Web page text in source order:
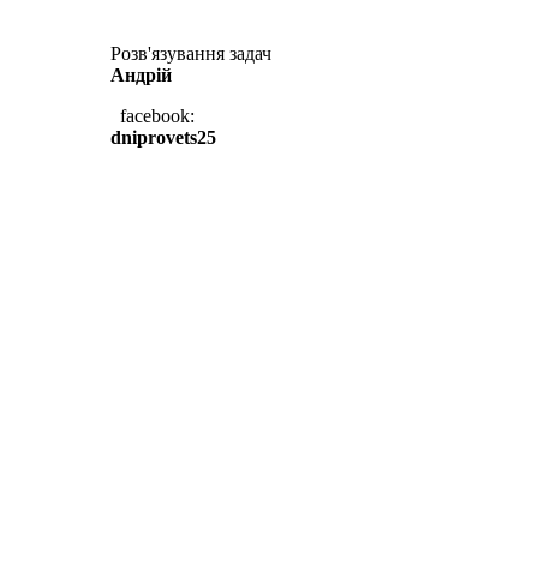
Розв'язування задач
Андрій
facebook:
dniprovets25